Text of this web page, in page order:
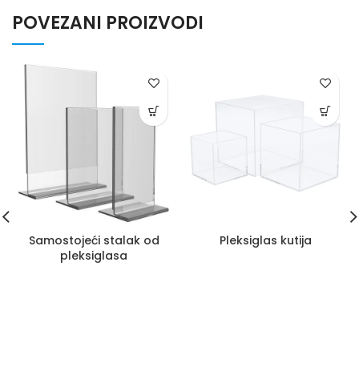
POVEZANI PROIZVODI
Samostojeći stalak od
pleksiglasa
Pleksiglas kutija